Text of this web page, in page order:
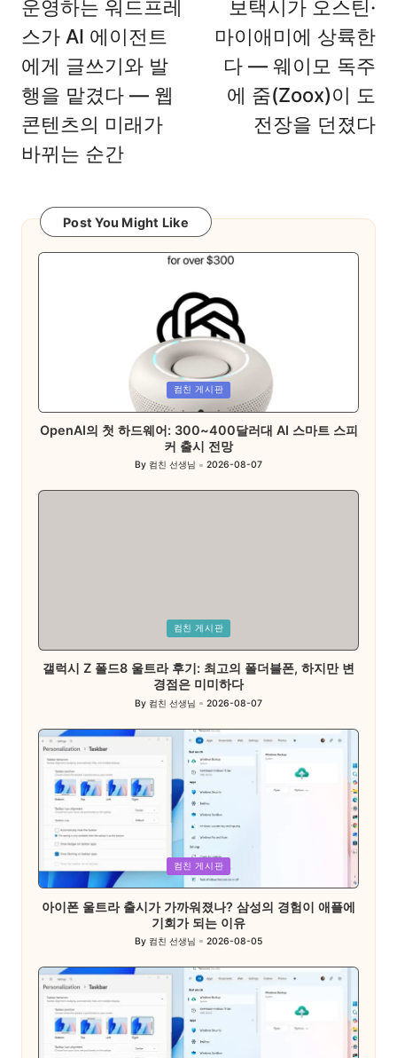
운영하는 워드프레
스가 AI 에이전트
에게 글쓰기와 발
행을 맡겼다 — 웹
콘텐츠의 미래가
바뀌는 순간
보택시가 오스틴·
마이애미에 상륙한
다 — 웨이모 독주
에 줌(Zoox)이 도
전장을 던졌다
Post You Might Like
컴친 게시판
OpenAI의 첫 하드웨어: 300~400달러대 AI 스마트 스피
커 출시 전망
Posted
by
By 컴친 선생님 2026-08-07
컴친 게시판
갤럭시 Z 폴드8 울트라 후기: 최고의 폴더블폰, 하지만 변
경점은 미미하다
Posted
By 컴친 선생님 2026-08-07
Posted
in
컴친 게시판
아이폰 울트라 출시가 가까워졌나? 삼성의 경험이 애플에
기회가 되는 이유
Posted
By 컴친 선생님 2026-08-05